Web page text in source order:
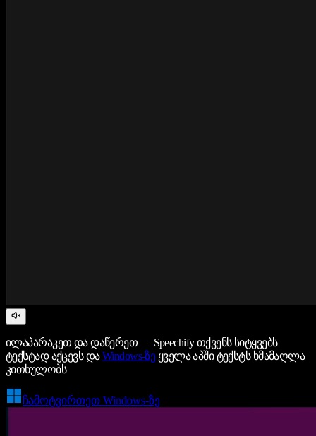
ილაპარაკეთ და დაწერეთ — Speechify თქვენს სიტყვებს
ტექსტად აქცევს დაWindows-ზეყველა აპში ტექსტს ხმამაღლა
კითხულობს
ჩამოტვირთეთ Windows-ზე